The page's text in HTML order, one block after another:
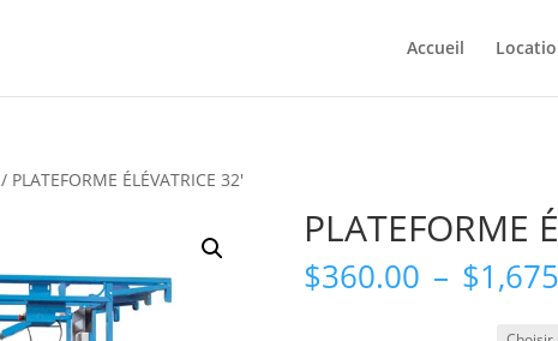
Accueil
/ PLATEFORME ÉLÉVATRICE 32′
PLATEFORME
$360.00 – $